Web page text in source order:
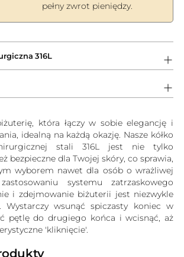
pełny zwrot pieniędzy.
316L
która łączy w sobie elegancję i
idealną na każdą okazję. Nasze kółko
stali 316L jest nie tylko
bezpieczne dla Twojej skóry, co sprawia,
wyborem nawet dla osób o wrażliwej
systemu zatrzaskowego
i zdejmowanie biżuterii jest niezwykle
Wystarczy wsunąć spiczasty koniec w
pętlę do drugiego końca i wcisnąć, aż
'kliknięcie'.